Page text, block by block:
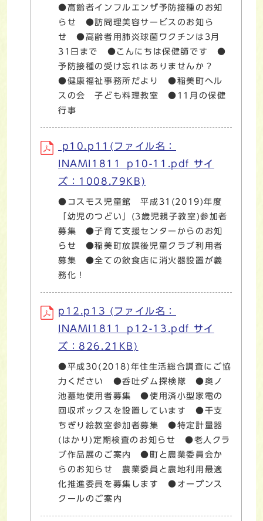
●高齢者インフルエンザ予防接種のお知
らせ ●訪問理美容サービスのお知ら
せ ●高齢者用肺炎球菌ワクチンは3月
31日まで ●こんにちは保健師です ●
予防接種の受け忘れはありませんか？
●健康福祉事務所だより ●稲美町ヘル
スの会 子ども料理教室 ●11月の保健
行事
p10.p11(ファイル名：
INAMI1811_p10-11.pdf サイ
ズ：1008.79KB)
●コスモス児童館 平成31(2019)年度
「幼児のつどい」(3歳児親子教室)参加者
募集 ●子育て支援センターからのお知
らせ ●稲美町放課後児童クラブ利用者
募集 ●全ての飲食店に消火器設置が義
務化！
p12.p13 (ファイル名：
INAMI1811_p12-13.pdf サイ
ズ：826.21KB)
●平成30(2018)年住生活総合調査にご協
力ください ●呑吐ダム探検隊 ●奥ノ
池墓地使用者募集 ●使用済小型家電の
回収ボックスを設置しています ●干支
ちぎり絵教室参加者募集 ●特定計量器
(はかり)定期検査のお知らせ ●老人クラ
ブ作品展のご案内 ●町と農業委員会か
らのお知らせ 農業委員と農地利用最適
化推進委員を募集します ●オープンス
クールのご案内